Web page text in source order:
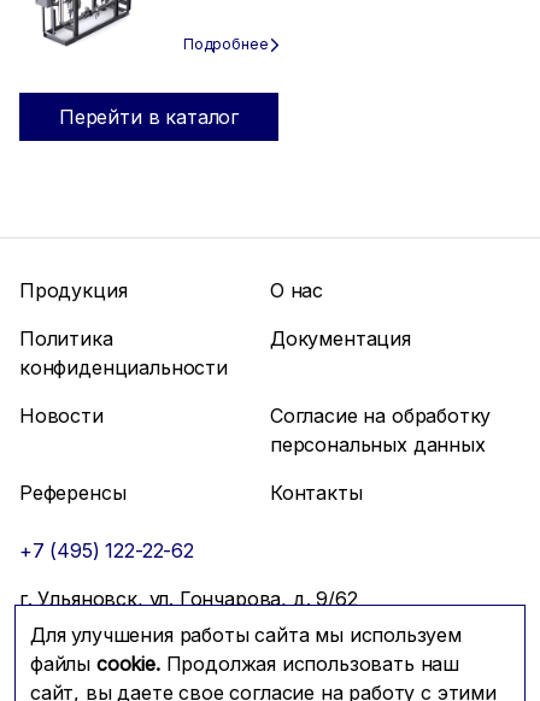
Перейти в каталог
Для улучшения работы сайта мы используем
файлы cookie.Продолжая использовать наш
сайт, вы даете свое согласие на работу с этими
Продукция
О нас
Политика
конфиденциальности
Документация
Новости
Согласие на обработку
персональных данных
Референсы
Контакты
+7 (495) 122-22-62
г. Ульяновск, ул. Гончарова, д. 9/62
info@mfmc.ru
Связаться с нами